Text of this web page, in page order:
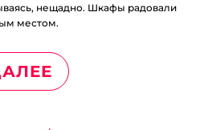
нещадно. Шкафы радовали
местом.